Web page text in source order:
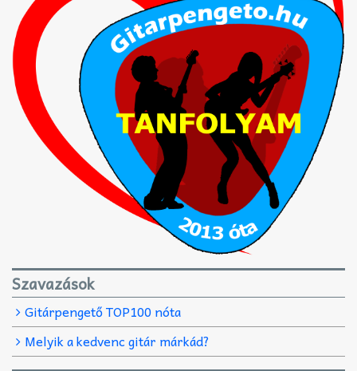
Szavazások
Gitárpengető TOP100 nóta
Melyik a kedvenc gitár márkád?